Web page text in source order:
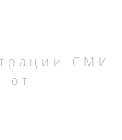
СМИ
от